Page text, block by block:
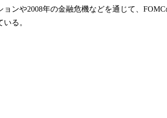
ンや2008年の金融危機などを通じて、FOMC
る。